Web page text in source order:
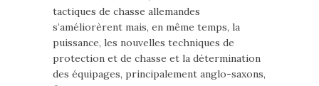
tactiques de chasse allemandes
s’améliorèrent mais, en même temps, la
puissance, les nouvelles techniques de
protection et de chasse et la détermination
des équipages, principalement anglo-saxons,